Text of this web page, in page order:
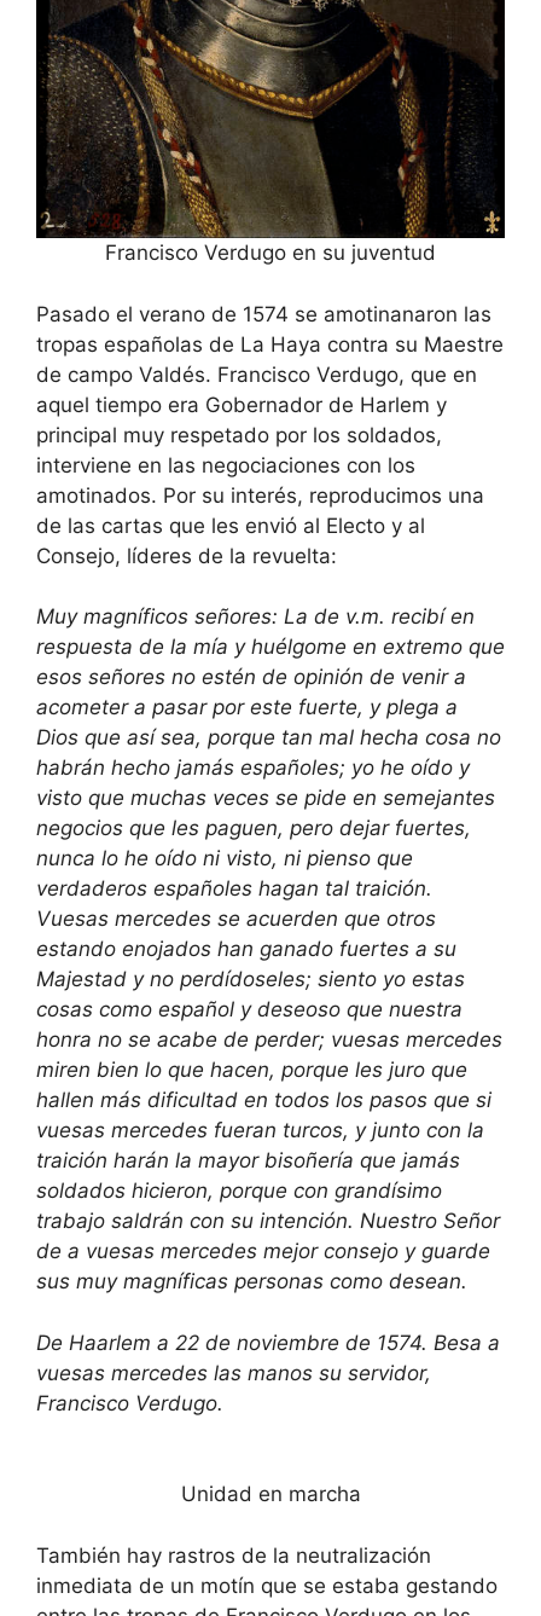
Francisco Verdugo en su juventud
Pasado el verano de 1574 se amotinanaron las
tropas españolas de La Haya contra su Maestre
de campo Valdés. Francisco Verdugo, que en
aquel tiempo era Gobernador de Harlem y
principal muy respetado por los soldados,
interviene en las negociaciones con los
amotinados. Por su interés, reproducimos una
de las cartas que les envió al Electo y al
Consejo, líderes de la revuelta:
Muy magníficos señores: La de v.m. recibí en
respuesta de la mía y huélgome en extremo que
esos señores no estén de opinión de venir a
acometer a pasar por este fuerte, y plega a
Dios que así sea, porque tan mal hecha cosa no
habrán hecho jamás españoles; yo he oído y
visto que muchas veces se pide en semejantes
negocios que les paguen, pero dejar fuertes,
nunca lo he oído ni visto, ni pienso que
verdaderos españoles hagan tal traición.
Vuesas mercedes se acuerden que otros
estando enojados han ganado fuertes a su
Majestad y no perdídoseles; siento yo estas
cosas como español y deseoso que nuestra
honra no se acabe de perder; vuesas mercedes
miren bien lo que hacen, porque les juro que
hallen más dificultad en todos los pasos que si
vuesas mercedes fueran turcos, y junto con la
traición harán la mayor bisoñería que jamás
soldados hicieron, porque con grandísimo
trabajo saldrán con su intención. Nuestro Señor
de a vuesas mercedes mejor consejo y guarde
sus muy magníficas personas como desean.
De Haarlem a 22 de noviembre de 1574. Besa a
vuesas mercedes las manos su servidor,
Francisco Verdugo.
Unidad en marcha
También hay rastros de la neutralización
inmediata de un motín que se estaba gestando